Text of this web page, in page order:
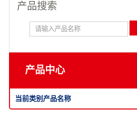
产品搜索
产品中心
当前类别产品名称